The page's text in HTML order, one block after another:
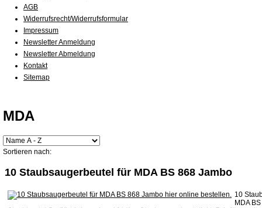
AGB
Widerrufsrecht/Widerrufsformular
Impressum
Newsletter Anmeldung
Newsletter Abmeldung
Kontakt
Sitemap
MDA
Sortieren nach:
10 Staubsaugerbeutel für MDA BS 868 Jambo
10
MDA